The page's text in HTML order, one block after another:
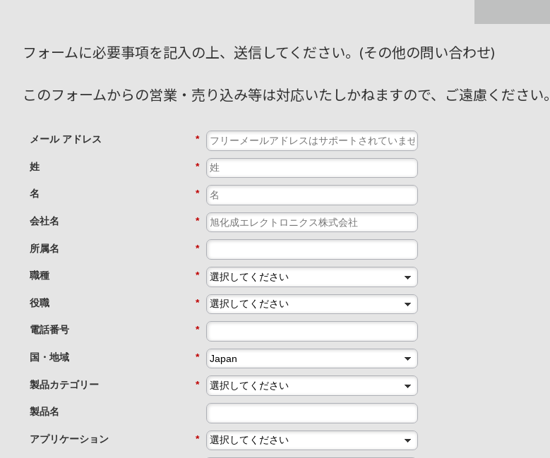
フォームに必要事項を記入の上、送信してください。(その他の問い合わせ)
このフォームからの営業・売り込み等は対応いたしかねますので、ご遠慮ください。
*
メール アドレス
*
姓
*
名
*
会社名
*
所属名
*
職種
*
役職
*
電話番号
*
国・地域
*
製品カテゴリー
製品名
*
アプリケーション